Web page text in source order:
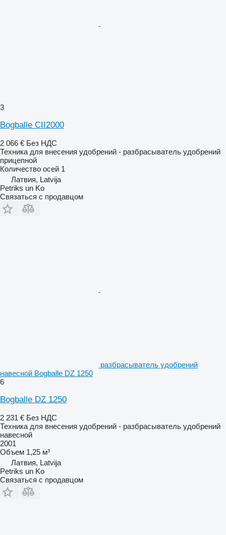
3
Bogballe CII2000
2 066 € Без НДС
Техника для внесения удобрений - разбрасыватель удобрений
прицепной
Количество осей 1
Латвия, Latvija
Petriks un Ko
Связаться с продавцом
разбрасыватель удобрений
навесной Bogballe DZ 1250
6
Bogballe DZ 1250
2 231 € Без НДС
Техника для внесения удобрений - разбрасыватель удобрений
навесной
2001
Объем 1,25 м³
Латвия, Latvija
Petriks un Ko
Связаться с продавцом